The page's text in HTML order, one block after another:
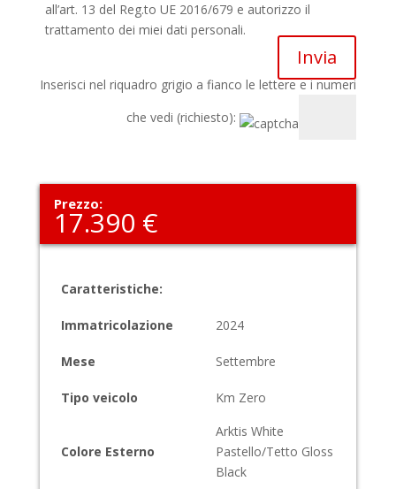
all’art. 13 del Reg.to UE 2016/679 e autorizzo il
trattamento dei miei dati personali.
Inserisci nel riquadro grigio a fianco le lettere e i numeri
che vedi (richiesto):
Prezzo:
17.390 €
Caratteristiche:
Immatricolazione 2024
Mese Settembre
Tipo veicolo Km Zero
Colore Esterno
Arktis White
Pastello/Tetto Gloss
Black